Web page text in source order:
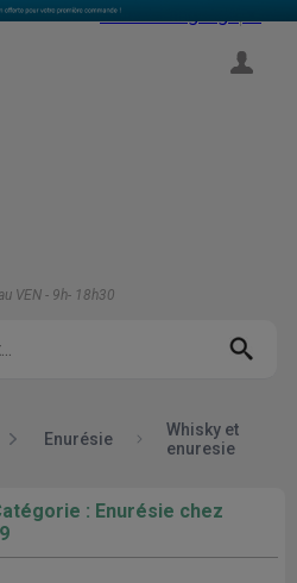
Select Language
VEN - 9h- 18h30
Enurésie
Whisky et
enuresie
: Enurésie chez